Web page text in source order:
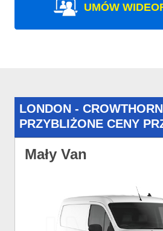
UMÓW
LONDON -
PRZYBLIŻONE CENY
Mały Van